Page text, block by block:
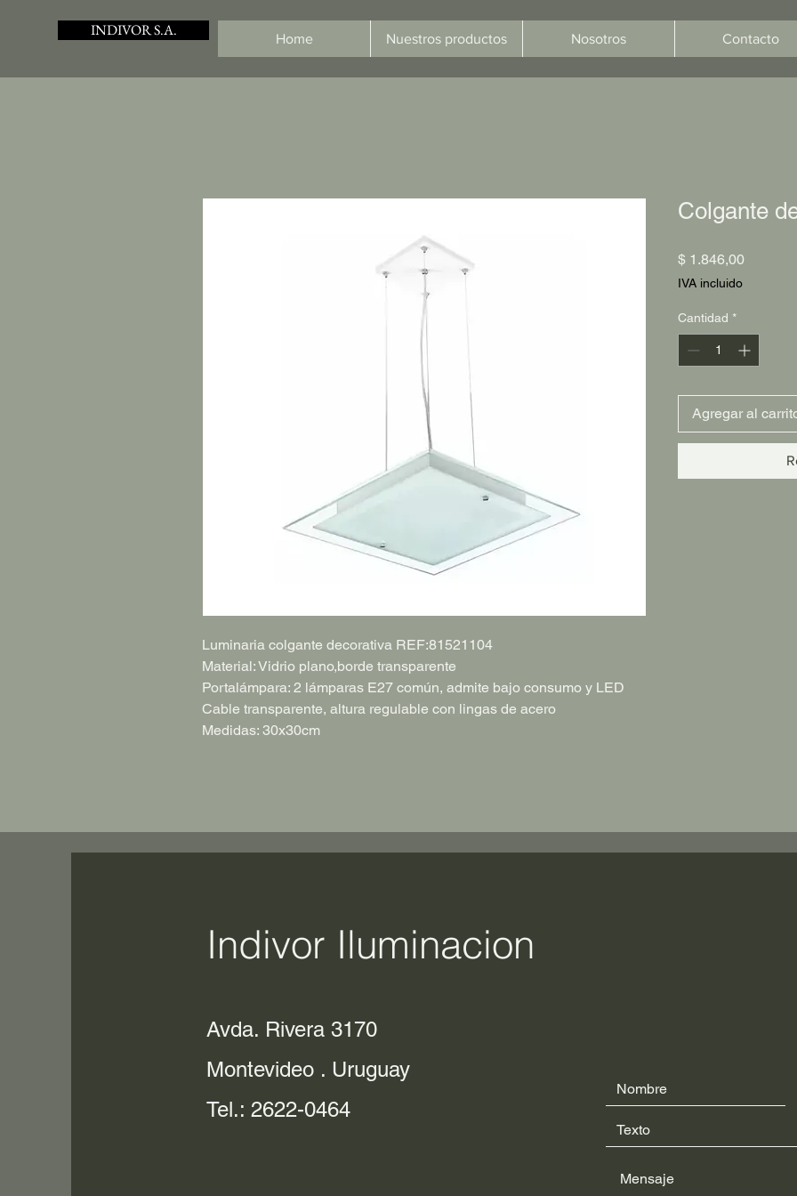
INDIVOR S.A. Home Nuestros productos Nosotros Contacto
Luminaria colgante decorativa REF:81521104
Material: Vidrio plano,borde transparente
Portalámpara: 2 lámparas E27 común, admite bajo consumo y LED
Cable transparente, altura regulable con lingas de acero
Medidas: 30x30cm
Colgante
$ 1.846,00Precio
IVA incluido
Cantidad *
Agregar al
Indivor Iluminacion
Avda. Rivera 3170
Montevideo . Uruguay
Tel.: 2622-0464